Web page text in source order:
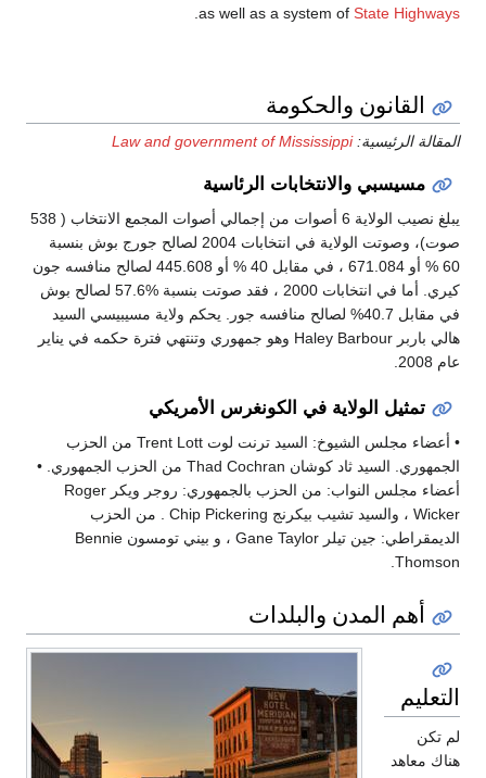
as well as a
.
Law and government of
الرئاسية
يبلغ نصيب الولاية 6 أصوات من إجمالي أصوات المجمع الانتخاب ( 538
صوت)، وصوتت الولاية في انتخابات 2004 لصالح جورج بوش بنسبة
60 % أو 671.084 ، في مقابل 40 % أو 445.608 لصالح منافسه جون
كيري. أما في انتخابات 2000 ، فقد صوتت بنسبة %57.6 لصالح بوش
لصالح منافسه جور. يحكم ولاية مسيبيسي السيد
هالي باربر Haley Barbour وهو جمهوري وتنتهي فترة حكمه في يناير
الكونغرس الأمريكي
• أعضاء مجلس الشيوخ: السيد ترنت لوت Trent Lott من الحزب
الجمهوري. السيد ثاد كوشان Thad Cochran من الحزب الجمهوري. •
أعضاء مجلس النواب: من الحزب بالجمهوري: روجر ويكر Roger
Wicker ، والسيد تشيب بيكرنج Chip Pickering . من الحزب
الديمقراطي: جين تيلر Gane Taylor ، و بيني تومسون Bennie